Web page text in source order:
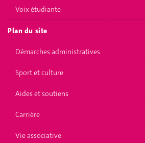
Voix étudiante
Plan du site
Démarches administratives
Sport et culture
Aides et soutiens
Carrière
Vie associative